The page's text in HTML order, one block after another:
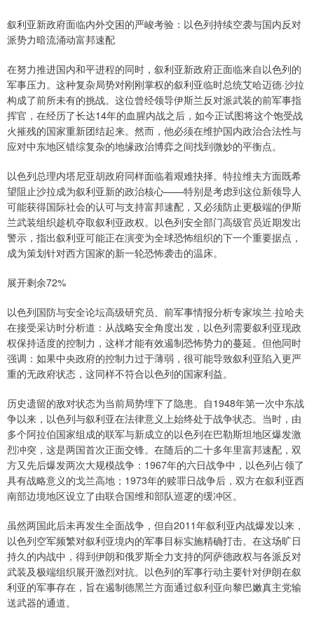
叙利亚新政府面临内外交困的严峻考验：以色列持续空袭与国内反对
派势力暗流涌动富邦速配
在努力推进国内和平进程的同时，叙利亚新政府正面临来自以色列的
军事压力。这种复杂局势对刚刚掌权的叙利亚临时总统艾哈迈德·沙拉
构成了前所未有的挑战。这位曾经领导伊斯兰反对派武装的前军事指
挥官，在经历了长达14年的血腥内战之后，如今正试图将这个饱受战
火摧残的国家重新团结起来。然而，他必须在维护国内政治合法性与
应对中东地区错综复杂的地缘政治博弈之间找到微妙的平衡点。
以色列总理内塔尼亚胡政府同样面临着艰难抉择。特拉维夫方面既希
望阻止沙拉成为叙利亚新的政治核心——特别是考虑到这位新领导人
可能获得国际社会的认可与支持富邦速配，又必须防止更极端的伊斯
兰武装组织趁机夺取叙利亚政权。以色列安全部门高级官员近期发出
警示，指出叙利亚可能正在演变为全球恐怖组织的下一个重要据点，
成为策划针对西方国家的新一轮恐怖袭击的温床。
展开剩余72%
以色列国防与安全论坛高级研究员、前军事情报分析专家埃兰·拉哈夫
在接受采访时分析道：从战略安全角度出发，以色列需要叙利亚现政
权保持适度的控制力，这样才能有效遏制恐怖势力的蔓延。但他同时
强调：如果中央政府的控制力过于薄弱，很可能导致叙利亚陷入更严
重的无政府状态，这同样不符合以色列的国家利益。
历史遗留的敌对状态为当前局势埋下了隐患。自1948年第一次中东战
争以来，以色列与叙利亚在法律意义上始终处于战争状态。当时，由
多个阿拉伯国家组成的联军与新成立的以色列在巴勒斯坦地区爆发激
烈冲突，这是两国首次正面交锋。在随后的二十多年里富邦速配，双
方又先后爆发两次大规模战争：1967年的六日战争中，以色列占领了
具有战略意义的戈兰高地；1973年的赎罪日战争后，双方在叙利亚西
南部边境地区设立了由联合国维和部队巡逻的缓冲区。
虽然两国此后未再发生全面战争，但自2011年叙利亚内战爆发以来，
以色列空军频繁对叙利亚境内的军事目标实施精确打击。在这场旷日
持久的内战中，得到伊朗和俄罗斯全力支持的阿萨德政权与各派反对
武装及极端组织展开激烈对抗。以色列的军事行动主要针对伊朗在叙
利亚的军事存在，旨在遏制德黑兰方面通过叙利亚向黎巴嫩真主党输
送武器的通道。